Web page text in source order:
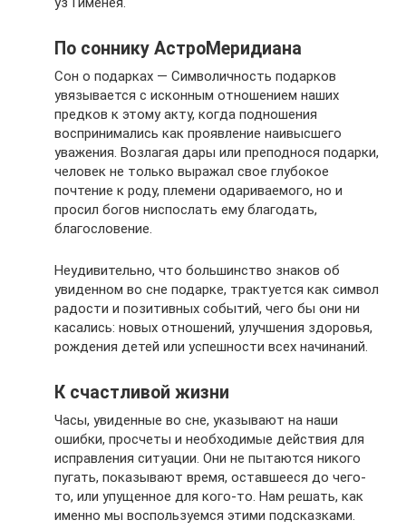
По соннику АстроМеридиана
Сон о подарках — Символичность подарков
увязывается с исконным отношением наших
предков к этому акту, когда подношения
воспринимались как проявление наивысшего
уважения. Возлагая дары или преподнося подарки,
человек не только выражал свое глубокое
почтение к роду, племени одариваемого, но и
просил богов ниспослать ему благодать,
благословение.
Неудивительно, что большинство знаков об
увиденном во сне подарке, трактуется как символ
радости и позитивных событий, чего бы они ни
касались: новых отношений, улучшения здоровья,
рождения детей или успешности всех начинаний.
К счастливой жизни
Часы, увиденные во сне, указывают на наши
ошибки, просчеты и необходимые действия для
исправления ситуации. Они не пытаются никого
пугать, показывают время, оставшееся до чего-
то, или упущенное для кого-то. Нам решать, как
именно мы воспользуемся этими подсказками.